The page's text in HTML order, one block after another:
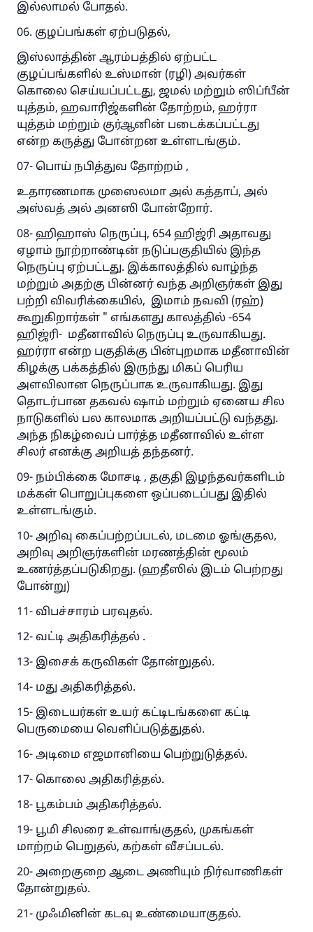
இல்லாமல் போதல்.
06. குழப்பங்கள் ஏற்படுதல்,
இஸ்லாத்தின் ஆரம்பத்தில் ஏற்பட்ட
குழப்பங்களில் உஸ்மான் (ரழி) அவர்கள்
கொலை செய்யப்பட்டது, ஜமல் மற்றும் ஸிப்fபீன்
யுத்தம், ஹவாரிஜ்களின் தோற்றம், ஹர்ரா
யுத்தம் மற்றும் குர்ஆனின் படைக்கப்பட்டது
என்ற கருத்து போன்றன உள்ளடங்கும்.
07- பொய் நபித்துவ தோற்றம் ,
உதாரணமாக முஸைலமா அல் கத்தாப், அல்
அஸ்வத் அல் அனஸி போன்றோர்.
08- ஹிஹாஸ் நெருப்பு, 654 ஹிஜ்ரி அதாவது
ஏழாம் நூற்றாண்டின் நடுப்பகுதியில் இந்த
நெருப்பு ஏற்பட்டது. இக்காலத்தில் வாழ்ந்த
மற்றும் அதற்கு பின்னர் வந்த அறிஞர்கள் இது
பற்றி விவரிக்கையில், இமாம் நவவி (ரஹ்)
கூறுகிறார்கள் " எங்களது காலத்தில் -654
ஹிஜ்ரி- மதீனாவில் நெருப்பு உருவாகியது.
ஹர்ரா என்ற பகுதிக்கு பின்புறமாக மதீனாவின்
கிழக்கு பக்கத்தில் இருந்து மிகப் பெரிய
அளவிலான நெருப்பாக உருவாகியது. இது
தொடர்பான தகவல் ஷாம் மற்றும் ஏனைய சில
நாடுகளில் பல காலமாக அறியப்பட்டு வந்தது.
அந்த நிகழ்வைப் பார்த்த மதீனாவில் உள்ள
சிலர் எனக்கு அறியத் தந்தனர்‌.
09- நம்பிக்கை மோசடி , தகுதி இழந்தவர்களிடம்
மக்கள் பொறுப்புகளை ஒப்படைப்பது இதில்
உள்ளடங்கும்.
10- அறிவு கைப்பற்றப்படல், மடமை ஓங்குதல,
அறிவு அறிஞர்களின் மரணத்தின் மூலம்
உணர்த்தப்படுகிறது. (ஹதீஸில் இடம் பெற்றது
போன்று)
11- விபச்சாரம் பரவுதல்.
12- வட்டி அதிகரித்தல் .
13- இசைக் கருவிகள் தோன்றுதல்.
14- மது அதிகரித்தல்.
15- இடையர்கள் உயர் கட்டிடங்களை கட்டி
பெருமையை வெளிப்படுத்துதல்.
16- அடிமை எஜமானியை பெற்றுடுத்தல்.
17- கொலை அதிகரித்தல்.
18- பூகம்பம் அதிகரித்தல்.
19- பூமி சிலரை உள்வாங்குதல், முகங்கள்
மாற்றம் பெறுதல், கற்கள் வீசப்படல்.
20- அறைகுறை ஆடை அணியும் நிர்வாணிகள்
தோன்றுதல்.
21- முஃமினின் கடவு உண்மையாகுதல்.
பதில் எண் 110845 ஒரு
திருமணத்தைக் காப்பாற்றியது
உம்மாவுக்கு பதிலளிக்க எங்களுக்கு உதவுங்கள்